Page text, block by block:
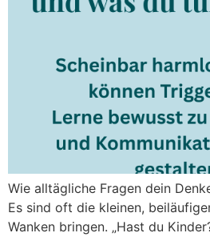
Wie alltägliche Fragen dein
Es sind oft die kleinen,
Wanken bringen. „Hast du